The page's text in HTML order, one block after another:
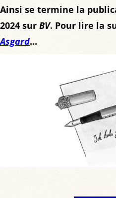
Ainsi se termine la
2024 sur BV. Pour lire la
Asgard...